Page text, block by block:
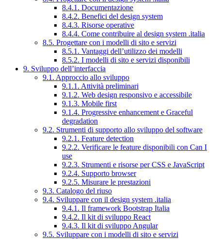
8.4.1. Documentazione
8.4.2. Benefici del design system
8.4.3. Risorse operative
8.4.4. Come contribuire al design system .italia
8.5. Progettare con i modelli di sito e servizi
8.5.1. Vantaggi dell’utilizzo dei modelli
8.5.2. I modelli di sito e servizi disponibili
9. Sviluppo dell’interfaccia
9.1. Approccio allo sviluppo
9.1.1. Attività preliminari
9.1.2. Web design responsivo e accessibile
9.1.3. Mobile first
9.1.4. Progressive enhancement e Graceful
degradation
9.2. Strumenti di supporto allo sviluppo del software
9.2.1. Feature detection
9.2.2. Verificare le feature disponibili con Can I
use
9.2.3. Strumenti e risorse per CSS e JavaScript
9.2.4. Supporto browser
9.2.5. Misurare le prestazioni
9.3. Catalogo del riuso
9.4. Sviluppare con il design system .italia
9.4.1. Il framework Bootstrap Italia
9.4.2. Il kit di sviluppo React
9.4.3. Il kit di sviluppo Angular
9.5. Sviluppare con i modelli di sito e servizi